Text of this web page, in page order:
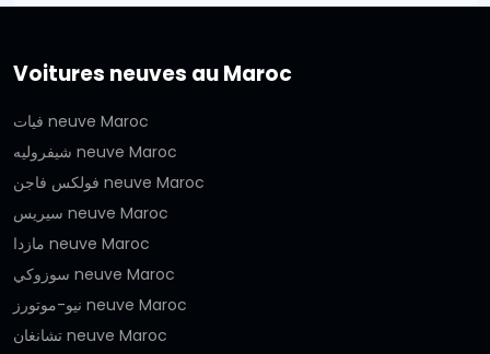
Voitures neuves au Maroc
فيات neuve Maroc
شيفروليه neuve Maroc
فولكس فاجن neuve Maroc
سيريس neuve Maroc
مازدا neuve Maroc
سوزوكي neuve Maroc
نيو-موتورز neuve Maroc
تشانغان neuve Maroc